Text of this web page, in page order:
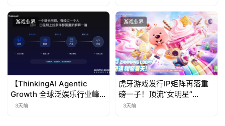
游戏业界
【ThinkingAI Agentic
Growth 全球泛娱乐行业峰
会】Agent 时代，人到底负
3天前
游戏业界
虎牙游戏发行IP矩阵再落重
磅一子！顶流“女明星”
ZANMANG LOOPY 正版3D
3天前